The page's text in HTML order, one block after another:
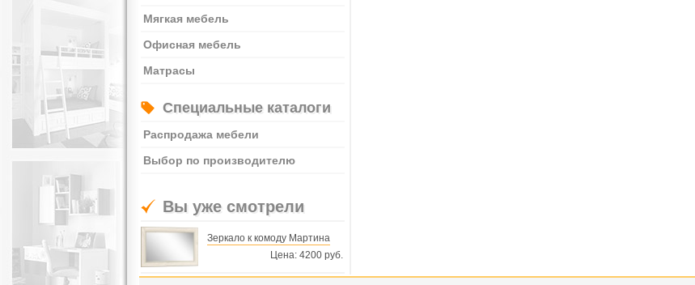
Мягкая мебель
Офисная мебель
Матрасы
Специальные каталоги
Распродажа мебели
Выбор по производителю
Вы уже смотрели
Зеркало к комоду Мартина
Цена: 4200 руб.